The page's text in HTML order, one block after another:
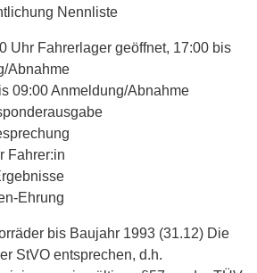
Nennliste
Uhr Fahrerlager geöffnet, 17:00 bis
Abnahme
09:00 Anmeldung/Abnahme
Fahrer:in
Ehrung
bis Baujahr 1993 (31.12) Die
StVO entsprechen, d.h.